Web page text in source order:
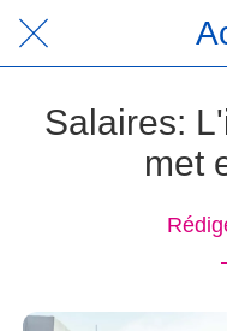
Salaires:
met